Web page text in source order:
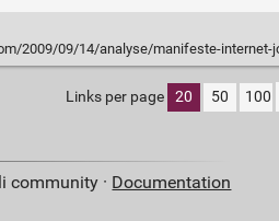
09/14/analyse/manifeste-internet-journalisme-
Links per page 20 50 100
community · Documentation